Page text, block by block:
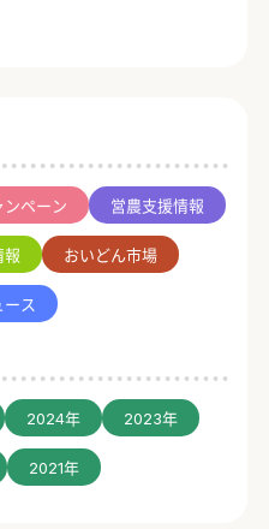
ンペーン 営農支援情報
報 おいどん市場
ース
2024年 2023年
2021年